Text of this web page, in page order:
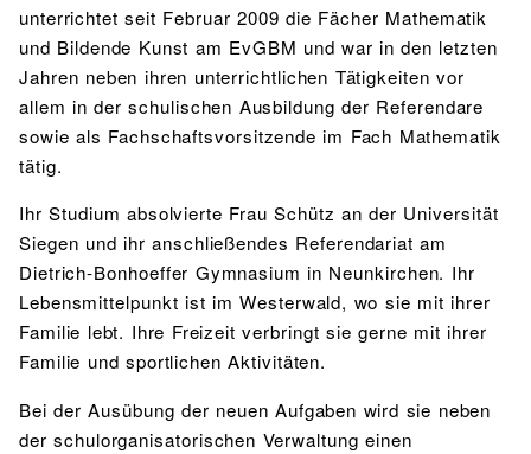
Bibliothek Bibliothekskatalog
Schulbuchausleihe
Lehrmittelfreiheit
Buchempfehlungen
MENSA & BISTRO
Mensa & Bistro Speiseplan
Ernährungskonzept
Food Scouts
FAQs
SPORT
Sport als Leistungsfach Exkursionen
Wettkämpfe
unterrichtet seit Februar 2009 die Fächer Mathematik
und Bildende Kunst am EvGBM und war in den letzten
Jahren neben ihren unterrichtlichen Tätigkeiten vor
allem in der schulischen Ausbildung der Referendare
sowie als Fachschaftsvorsitzende im Fach Mathematik
tätig.
Ihr Studium absolvierte Frau Schütz an der Universität
Siegen und ihr anschließendes Referendariat am
Dietrich-Bonhoeffer Gymnasium in Neunkirchen. Ihr
Lebensmittelpunkt ist im Westerwald, wo sie mit ihrer
Familie lebt. Ihre Freizeit verbringt sie gerne mit ihrer
Familie und sportlichen Aktivitäten.
Bei der Ausübung der neuen Aufgaben wird sie neben
der schulorganisatorischen Verwaltung einen